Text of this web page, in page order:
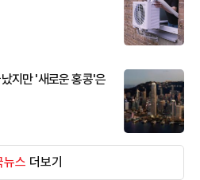
지만 '새로운 홍콩'은
뉴스 더보기